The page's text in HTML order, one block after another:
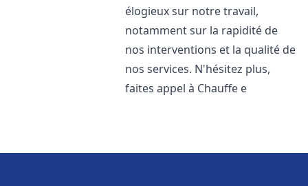
élogieux sur notre travail,
notamment sur la rapidité de
nos interventions et la qualité de
nos services. N'hésitez plus,
faites appel à Chauffe e